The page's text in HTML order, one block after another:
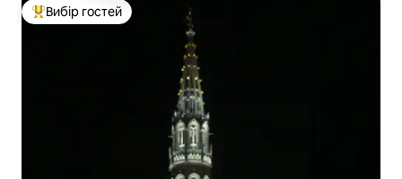
Топ вибір гостей
Вибір гостей